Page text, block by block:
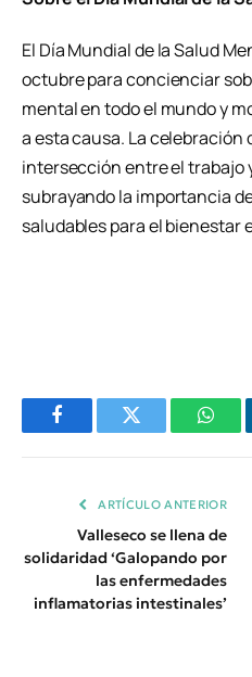
El Día Mundial de la Salud
octubre para concienciar
mental en todo el mundo y
a esta causa. La celebración
intersección entre el trabajo
subrayando la importancia
saludables para el bienestar
FacebookTwitter
ARTÍCULO ANTERIOR
Valleseco se llena de
solidaridad ‘Galopando por
las enfermedades
inflamatorias intestinales’